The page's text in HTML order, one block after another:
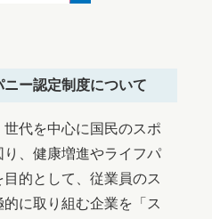
ー認定制度について
代を中心に国民のスポ
、健康増進やライフパ
的として、従業員のス
に取り組む企業を「ス